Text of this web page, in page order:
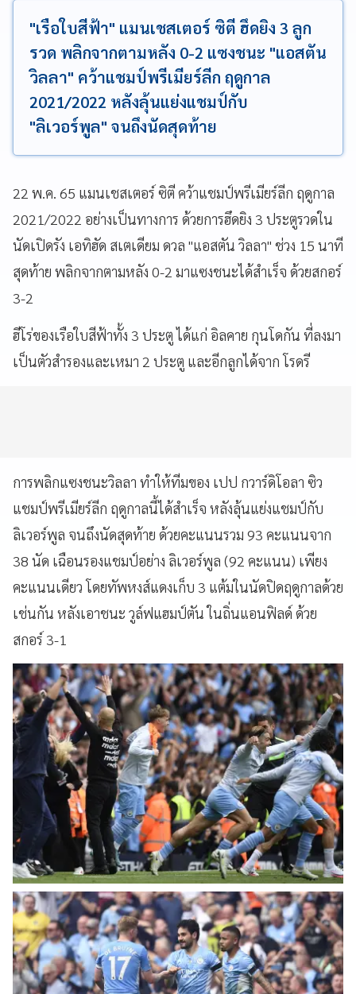
"เรือใบสีฟ้า" แมนเชสเตอร์ ซิตี ฮึดยิง 3 ลูก
รวด พลิกจากตามหลัง 0-2 แซงชนะ "แอสตัน
วิลลา" คว้าแชมป์พรีเมียร์ลีก ฤดูกาล
2021/2022 หลังลุ้นแย่งแชมป์กับ
"ลิเวอร์พูล" จนถึงนัดสุดท้าย
22 พ.ค. 65 แมนเชสเตอร์ ซิตี คว้าแชมป์พรีเมียร์ลีก ฤดูกาล
2021/2022 อย่างเป็นทางการ ด้วยการฮึดยิง 3 ประตูรวดใน
นัดเปิดรัง เอทิฮัด สเตเดียม ดวล "แอสตัน วิลลา" ช่วง 15 นาที
สุดท้าย พลิกจากตามหลัง 0-2 มาแซงชนะได้สำเร็จ ด้วยสกอร์
3-2
ฮีโร่ของเรือใบสีฟ้าทั้ง 3 ประตู ได้แก่ อิลคาย กุนโดกัน ที่ลงมา
เป็นตัวสำรองและเหมา 2 ประตู และอีกลูกได้จาก โรดรี
การพลิกแซงชนะวิลลา ทำให้ทีมของ เปป กวาร์ดิโอลา ซิว
แชมป์พรีเมียร์ลีก ฤดูกาลนี้ได้สำเร็จ หลังลุ้นแย่งแชมป์กับ
ลิเวอร์พูล จนถึงนัดสุดท้าย ด้วยคะแนนรวม 93 คะแนนจาก
38 นัด เฉือนรองแชมป์อย่าง ลิเวอร์พูล (92 คะแนน) เพียง
คะแนนเดียว โดยทัพหงส์แดงเก็บ 3 แต้มในนัดปิดฤดูกาลด้วย
เช่นกัน หลังเอาชนะ วูล์ฟแฮมป์ตัน ในถิ่นแอนฟิลด์ ด้วย
สกอร์ 3-1